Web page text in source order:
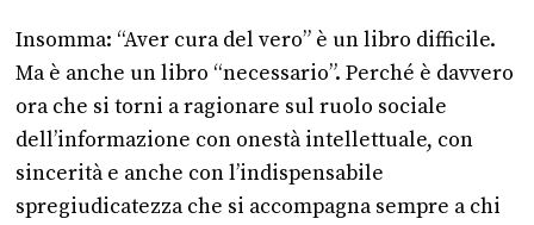
Insomma: “Aver cura del vero” è un libro difficile.
Ma è anche un libro “necessario”. Perché è davvero
ora che si torni a ragionare sul ruolo sociale
dell’informazione con onestà intellettuale, con
sincerità e anche con l’indispensabile
spregiudicatezza che si accompagna sempre a chi